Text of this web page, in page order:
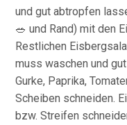
und gut abtropfen
🥗 und Rand) mit den
Restlichen
muss waschen und
Gurke, Paprika,
Scheiben schneiden.
bzw. Streifen